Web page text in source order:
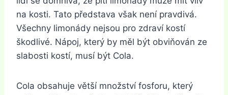
na kosti. Tato představa však není pravdivá.
Všechny limonády nejsou pro zdraví kostí
škodlivé. Nápoj, který by měl být obviňován ze
slabosti kostí, musí být Cola.
Cola obsahuje větší množství fosforu, který